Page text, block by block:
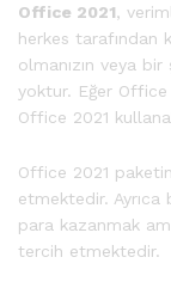
Office 2021,
herkes tarafından
olmanızın veya
yoktur. Eğer Office
Office 2021
Office 2021
etmektedir.
para kazanmak
tercih etmektedir.